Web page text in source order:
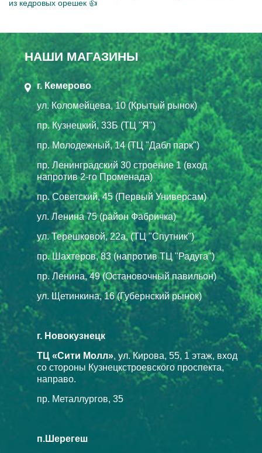
из кедровых орешек 👍
НАШИ МАГАЗИНЫ
г. Кемерово
ул. Коломейцева, 10 (Крытый рынок)
пр. Кузнецкий, 33Б (ТЦ "Я")
пр. Молодежный, 14 (ТЦ "Дабл парк")
пр. Ленинградский 30 строение 1 (вход
напротив 2-го Променада)
пр. Советский, 45 (Первый Универсам)
ул. Ленина 75 (район Фабричка)
ул. Терешковой, 22а, (ТЦ "Спутник")
пр. Шахтеров, 83 (напротив ТЦ "Радуга")
пр. Ленина, 49 (Остановочный павильон)
ул. Щетинкина, 16 (Губернский рынок)
г. Новокузнецк
ТЦ «Сити Молл», ул. Кирова, 55, 1 этаж, вход
со стороны Кузнецкстроевского проспекта,
направо.
пр. Металлургов, 35
п.Шерегеш